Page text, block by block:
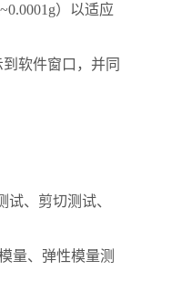
）以适应
软件窗口，并同
、剪切测试、
量、弹性模量测